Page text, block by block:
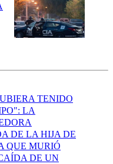
TENIDO
LA
DE LA HIJA DE
QUE MURIÓ
DE UN